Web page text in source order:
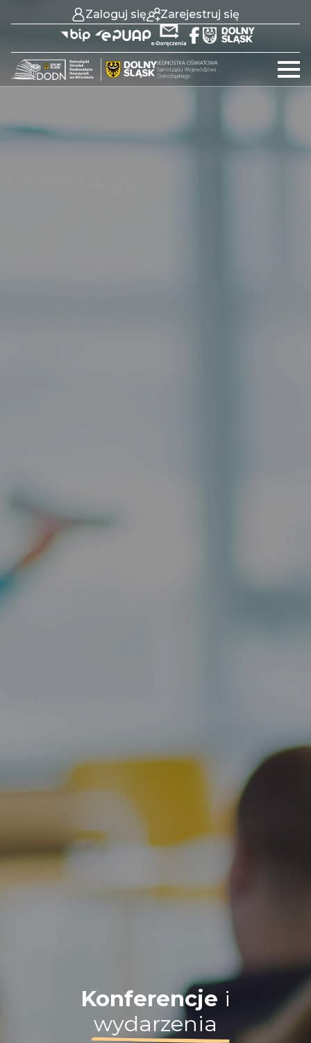
Zaloguj się Zarejestruj się
Konferencje i
wydarzenia